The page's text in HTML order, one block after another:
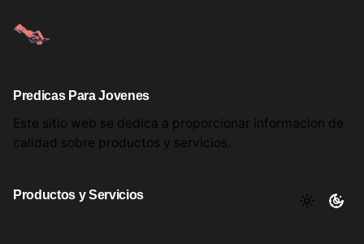
Predicas Para Jovenes
Este sitio web se dedica a proporcionar informacion de
calidad sobre productos y servicios.
Productos y Servicios